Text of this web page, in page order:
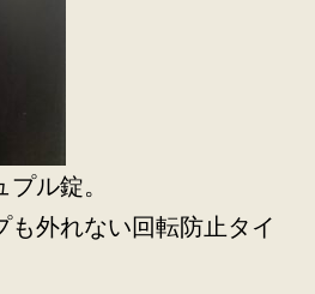
ル錠。
も外れない回転防止タイ